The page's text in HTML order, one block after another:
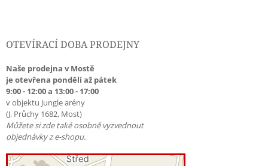
OTEVÍRACÍ DOBA PRODEJNY
Naše prodejna v Mostě
je otevřena pondělí až pátek
9:00 - 12:00 a 13:00 - 17:00
v objektu Jungle arény
(J. Průchy 1682, Most)
Můžete si zde také osobně vyzvednout
objednávky z e-shopu.